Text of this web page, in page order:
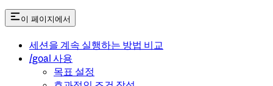
이 페이지에서
세션을 계속 실행하는 방법 비교
/goal 사용
목표 설정